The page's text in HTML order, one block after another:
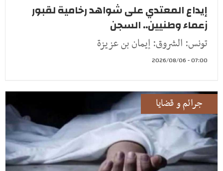
إيداع المعتدي على شواهد رخامية لقبور
زعماء وطنيين.. السجن
تونس: الشروق: إيمان بن عزيزة
07:00 - 2026/08/06
جرائم و قضايا